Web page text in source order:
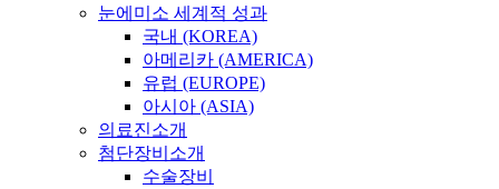
눈에미소 세계적 성과
국내 (KOREA)
아메리카 (AMERICA)
유럽 (EUROPE)
아시아 (ASIA)
의료진소개
첨단장비소개
수술장비